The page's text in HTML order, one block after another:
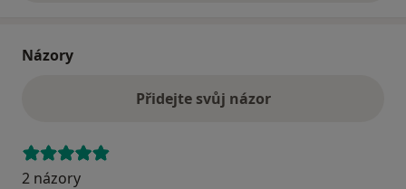
Názory
Přidejte svůj názor
2 názory